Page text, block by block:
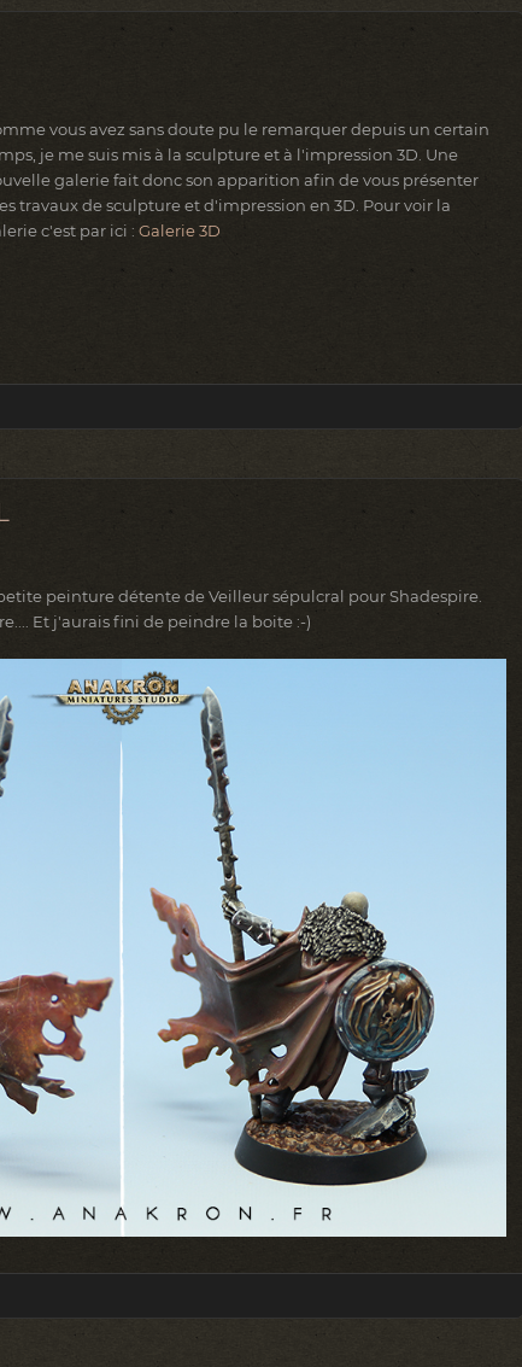
vous avez sans doute pu le remarquer depuis un certain
je me suis mis à la sculpture et à l'impression 3D. Une
galerie fait donc son apparition afin de vous présenter
travaux de sculpture et d'impression en 3D. Pour voir la
c'est par ici :Galerie 3D
peinture détente de Veilleur sépulcral pour Shadespire.
Et j'aurais fini de peindre la boite :-)